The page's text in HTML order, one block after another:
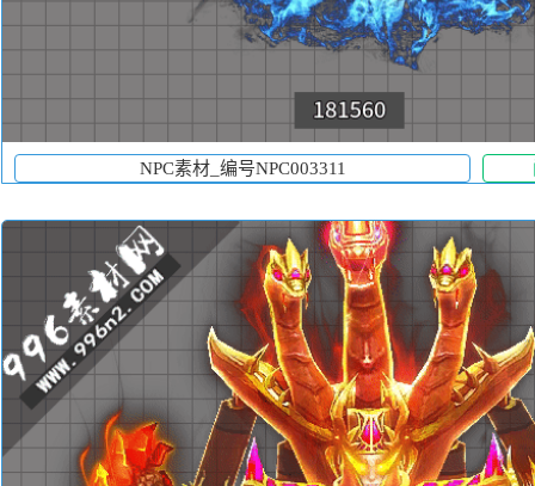
NPC素材_编号NPC003311